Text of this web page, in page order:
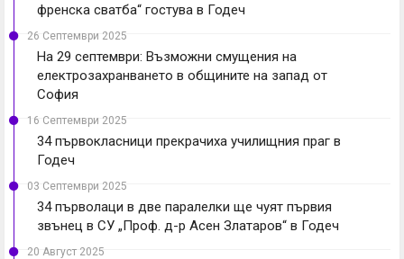
френска сватба“ гостува в Годеч
26 Септември 2025
На 29 септември: Възможни смущения на
електрозахранването в общините на запад от
София
16 Септември 2025
34 първокласници прекрачиха училищния праг в
Годеч
03 Септември 2025
34 първолаци в две паралелки ще чуят първия
звънец в СУ „Проф. д-р Асен Златаров“ в Годеч
20 Август 2025